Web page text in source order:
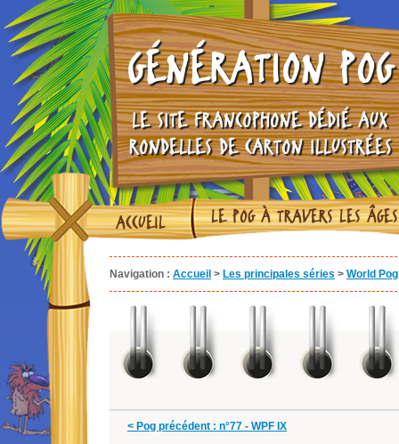
GÉNÉRATION POG
LE SITE FRANCOPHONE DÉDIÉ AUX
RONDELLES DE CARTON ILLUSTRÉES
ACCUEIL LE POG À TRAVERS LES ÂGES
Navigation : Accueil > Les principales séries > World
< Pog précédent : n°77 - WPF IX